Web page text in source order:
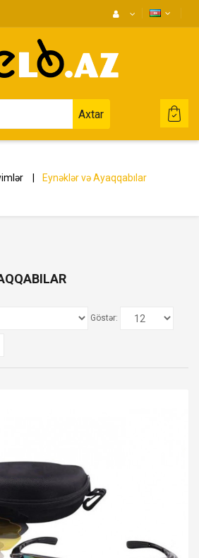
Axtar
Eynəklər və Ayaqqabılar
Göstər: